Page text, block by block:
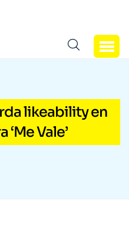
likeability en
Vale’